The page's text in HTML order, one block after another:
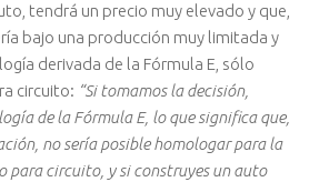
tendrá un precio muy elevado y que,
bajo una producción muy limitada y
derivada de la Fórmula E, sólo
circuito: “Si tomamos la decisión,
de la Fórmula E, lo que significa que,
no sería posible homologar para la
para circuito, y si construyes un auto